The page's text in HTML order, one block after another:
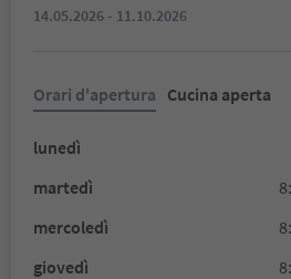
14.05.2026 - 11.10.2026
Orari d'apertura Cucina aperta
lunedì
martedì
mercoledì
giovedì